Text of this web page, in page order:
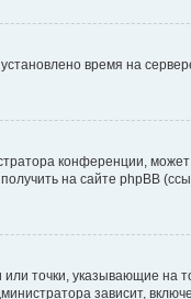
время на
конференции,
на сайте phpBB
точки, указывающие на
зависит,